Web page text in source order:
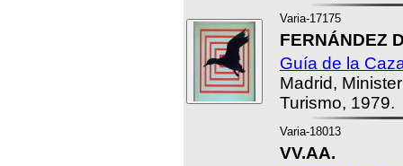
Varia-17175
FERNÁNDEZ
Guía de la
Madrid,
Turismo, 1979.
Varia-18013
VV.AA.